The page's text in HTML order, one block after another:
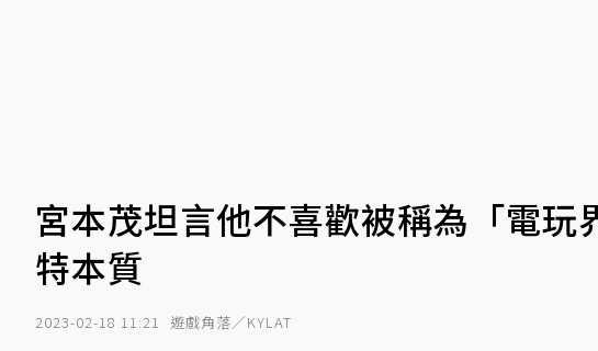
宮本茂坦言他不喜歡被稱為「電
特本質
2023-02-18 11:21 遊戲角落／KYLAT